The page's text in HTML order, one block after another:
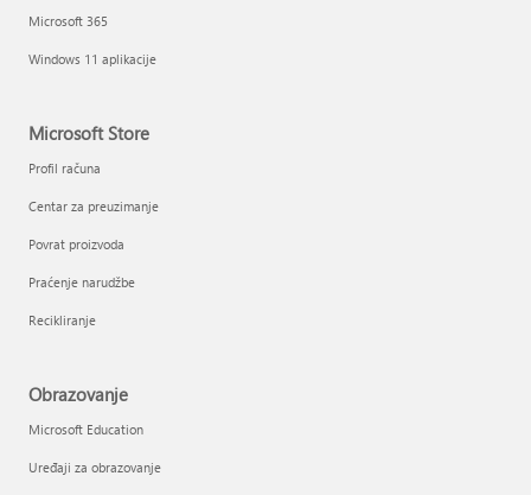
Microsoft 365
Windows 11 aplikacije
Microsoft Store
Profil računa
Centar za preuzimanje
Povrat proizvoda
Praćenje narudžbe
Recikliranje
Obrazovanje
Microsoft Education
Uređaji za obrazovanje